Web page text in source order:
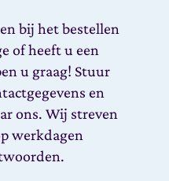
bij het bestellen
of heeft u een
u graag! Stuur
en
ons. Wij streven
werkdagen